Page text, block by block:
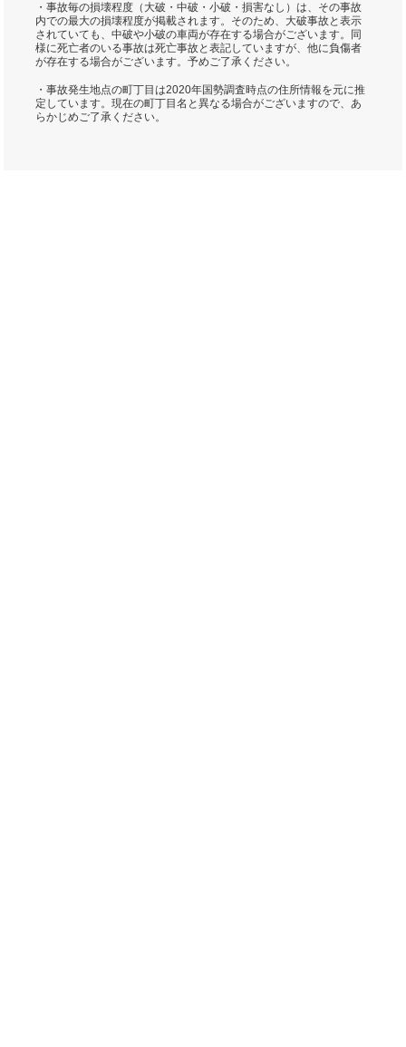
・事故毎の損壊程度（大破・中破・小破・損害なし）は、その事故
内での最大の損壊程度が掲載されます。そのため、大破事故と表示
されていても、中破や小破の車両が存在する場合がございます。同
様に死亡者のいる事故は死亡事故と表記していますが、他に負傷者
が存在する場合がございます。予めご了承ください。
・事故発生地点の町丁目は2020年国勢調査時点の住所情報を元に推
定しています。現在の町丁目名と異なる場合がございますので、あ
らかじめご了承ください。